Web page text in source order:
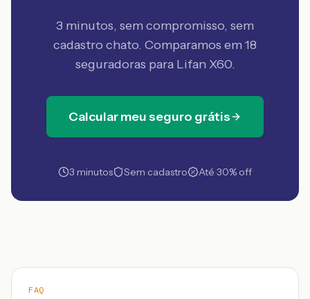
3 minutos, sem compromisso, sem
cadastro chato. Comparamos em 18
seguradoras para Lifan X60.
Calcular meu seguro grátis
3 minutos Sem cadastro Até 30% off
FAQ